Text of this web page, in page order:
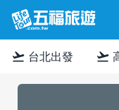
flight_takeoff 台北出發 flight_takeoff